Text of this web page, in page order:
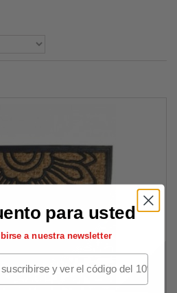
para usted
a nuestra newsletter